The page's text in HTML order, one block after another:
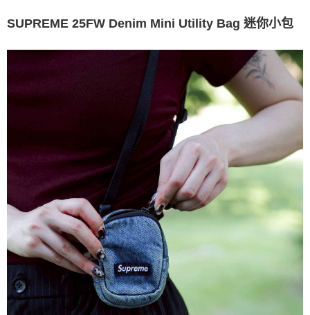
每筆NT$60，滿NT$1,500(含以上)免運費
7-11取貨付款
每筆NT$60，滿NT$1,000(含以上)免運費
新竹物流宅配
每筆NT$80，滿NT$1,000(含以上)免運費
付款後門市自取
免運費
國家/地區配送 查看運費
SUPREME 25FW Denim Mini Utility Bag 迷你小包